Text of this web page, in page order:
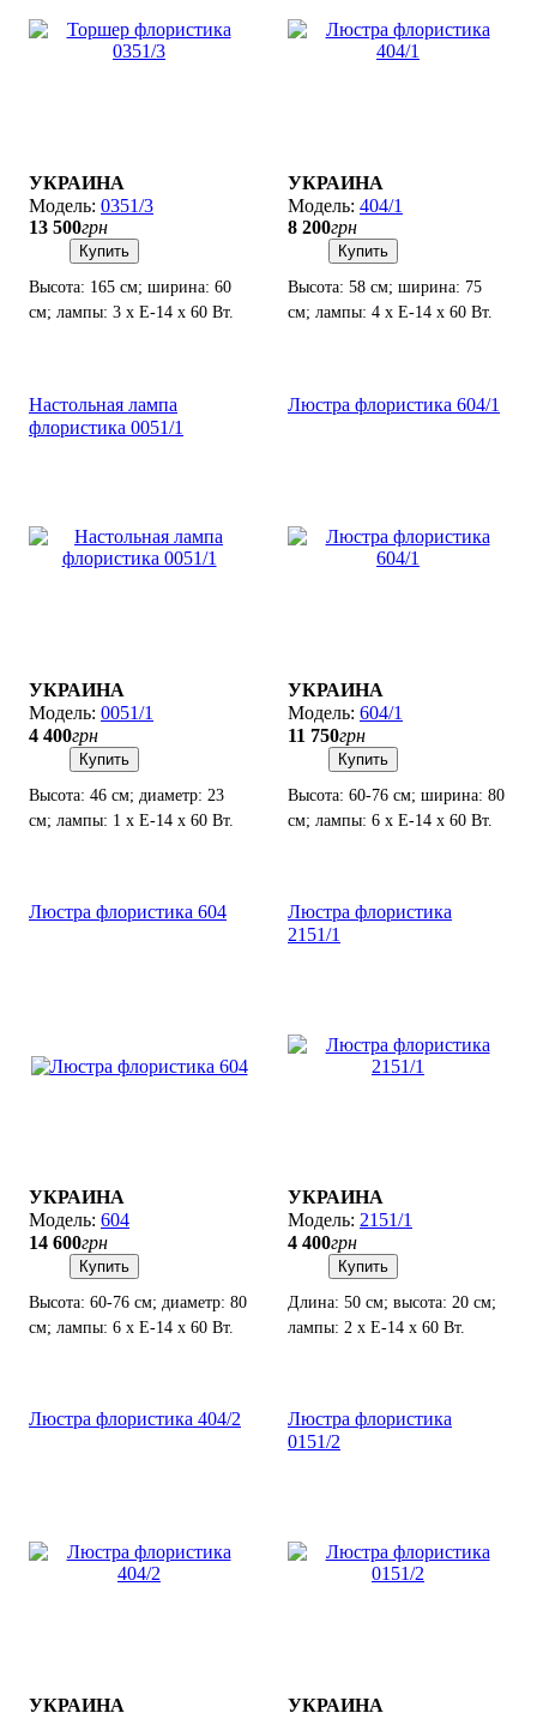
УКРАИНА
0351/3
13 500грн
Купить
Высота: 165 см; ширина: 60
см; лампы: 3 х Е-14 х 60 Вт.
УКРАИНА
404/1
8 200грн
Купить
Высота: 58 см; ширина: 75
см; лампы: 4 х Е-14 х 60 Вт.
Настольная лампа
флористика 0051/1
УКРАИНА
0051/1
4 400грн
Купить
Высота: 46 см; диаметр: 23
см; лампы: 1 х Е-14 х 60 Вт.
Люстра флористика 604/1
УКРАИНА
604/1
11 750грн
Купить
Высота: 60-76 см; ширина: 80
см; лампы: 6 х Е-14 х 60 Вт.
Люстра флористика 604
УКРАИНА
604
14 600грн
Купить
Высота: 60-76 см; диаметр: 80
см; лампы: 6 х Е-14 х 60 Вт.
Люстра флористика
2151/1
УКРАИНА
2151/1
4 400грн
Купить
Длина: 50 см; высота: 20 см;
лампы: 2 х Е-14 х 60 Вт.
Люстра флористика 404/2
УКРАИНА
Люстра флористика
0151/2
УКРАИНА